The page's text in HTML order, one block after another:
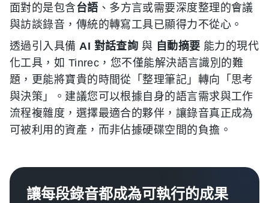
面對的是包含台語 、多方言或需要深度整理的會議
與訪談錄音，傳統的轉寫工具已顯得力不從心。
透過引入具備 AI 對話查詢 與 自動摘要 能力的現代
化工具，如 Tinrec，您不僅能解決語言識別的難
題，更能將寶貴的時間從「整理筆記」轉向「思考
與決策」。建議您可以根據自身的語言需求與工作
流程複雜度，選擇最適合的夥伴，讓錄音真正成為
可被利用的資產，而非佔據硬碟空間的負擔。
讓每段錄音都成為可執行的成果